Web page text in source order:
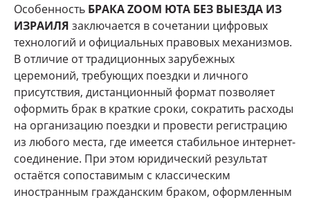
Особенность БРАКА ZOOM ЮТА БЕЗ ВЫЕЗДА ИЗ
ИЗРАИЛЯ заключается в сочетании цифровых
технологий и официальных правовых механизмов.
В отличие от традиционных зарубежных
церемоний, требующих поездки и личного
присутствия, дистанционный формат позволяет
оформить брак в краткие сроки, сократить расходы
на организацию поездки и провести регистрацию
из любого места, где имеется стабильное интернет-
соединение. При этом юридический результат
остаётся сопоставимым с классическим
иностранным гражданским браком, оформленным